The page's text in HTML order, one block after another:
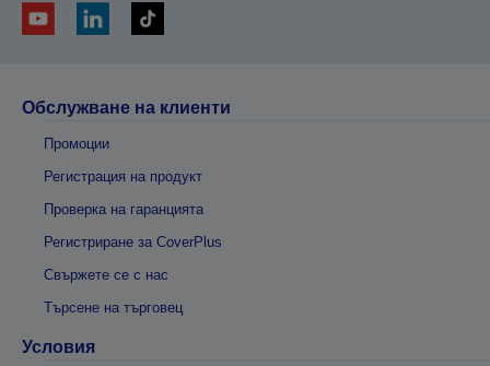
Обслужване на клиенти
Промоции
Регистрация на продукт
Проверка на гаранцията
Регистриране за CoverPlus
Свържете се с нас
Търсене на търговец
Условия